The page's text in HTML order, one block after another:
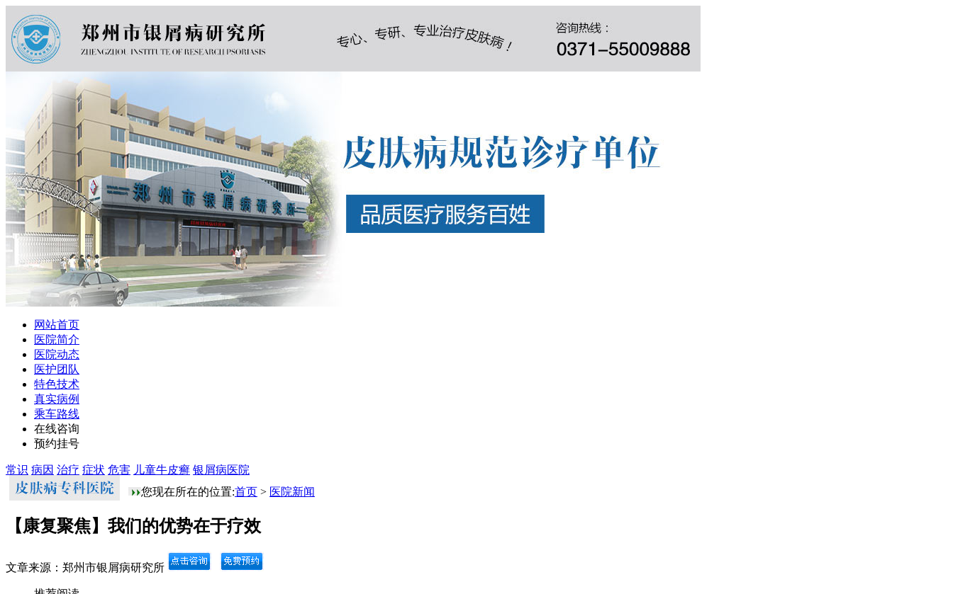
网站首页
医院简介
医院动态
医护团队
特色技术
真实病例
乘车路线
在线咨询
预约挂号
常识 病因 治疗 症状 危害 儿童牛皮癣 银屑病医院
您现在所在的位置:首页 > 医院新闻
【康复聚焦】我们的优势在于疗效
文章来源：郑州市银屑病研究所